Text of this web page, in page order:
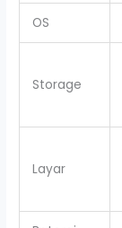
OS
Storage
Layar